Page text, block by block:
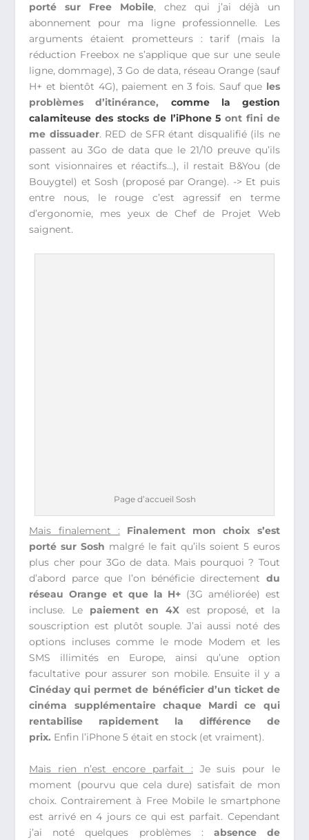
porté sur Free Mobile, chez qui j’ai déjà un
abonnement pour ma ligne professionnelle. Les
arguments étaient prometteurs : tarif (mais la
réduction Freebox ne s’applique que sur une seule
ligne, dommage), 3 Go de data, réseau Orange (sauf
H+ et bientôt 4G), paiement en 3 fois. Sauf que les
problèmes d’itinérance, comme la gestion
calamiteuse des stocks de l’iPhone 5 ont fini de
me dissuader. RED de SFR étant disqualifié (ils ne
passent au 3Go de data que le 21/10 preuve qu’ils
sont visionnaires et réactifs…), il restait B&You (de
Bouygtel) et Sosh (proposé par Orange). -> Et puis
entre nous, le rouge c’est agressif en terme
d’ergonomie, mes yeux de Chef de Projet Web
saignent.
Page d’accueil Sosh
Mais finalement :
Finalement mon choix s’est
porté sur Sosh malgré le fait qu’ils soient 5 euros
plus cher pour 3Go de data. Mais pourquoi ? Tout
d’abord parce que l’on bénéficie directement du
réseau Orange et que la H+ (3G améliorée) est
incluse. Le paiement en 4X est proposé, et la
souscription est plutôt souple. J’ai aussi noté des
options incluses comme le mode Modem et les
SMS illimités en Europe, ainsi qu’une option
facultative pour assurer son mobile. Ensuite il y a
Cinéday qui permet de bénéficier d’un ticket de
cinéma supplémentaire chaque Mardi ce qui
rentabilise rapidement la différence de
prix. Enfin l’iPhone 5 était en stock (et vraiment).
Mais rien n’est encore parfait : Je suis pour le
moment (pourvu que cela dure) satisfait de mon
choix. Contrairement à Free Mobile le smartphone
est arrivé en 4 jours ce qui est parfait. Cependant
j’ai noté quelques problèmes : absence de